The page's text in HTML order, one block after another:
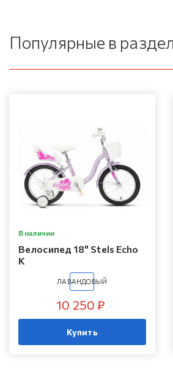
Популярные в
В наличии
Велосипед 18" Stels Echo
K
ЛАВАНДОВЫЙ
10 250 ₽
Купить